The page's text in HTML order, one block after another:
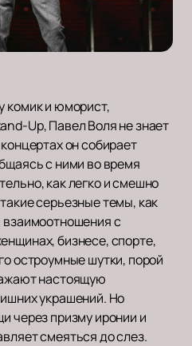
комик и юморист,
Up, Павел Воля не знает
он собирает
с ними во время
как легко и смешно
серьезные темы, как
с
бизнесе, спорте,
остроумные шутки, порой
настоящую
украшений. Но
через призму иронии и
смеяться до слез.